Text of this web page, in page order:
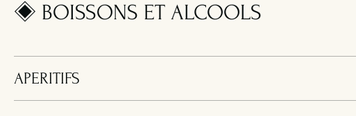
◈ BOISSONS ET ALCOOLS
APERITIFS